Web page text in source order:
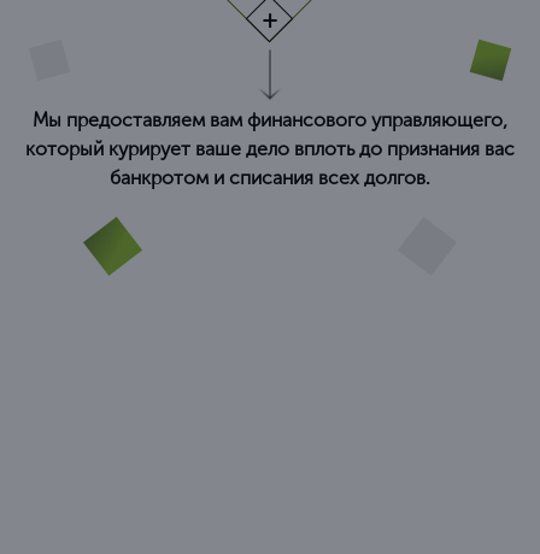
Мы предоставляем вам финансового управляющего,
который курирует ваше дело вплоть до признания вас
банкротом и списания всех долгов.